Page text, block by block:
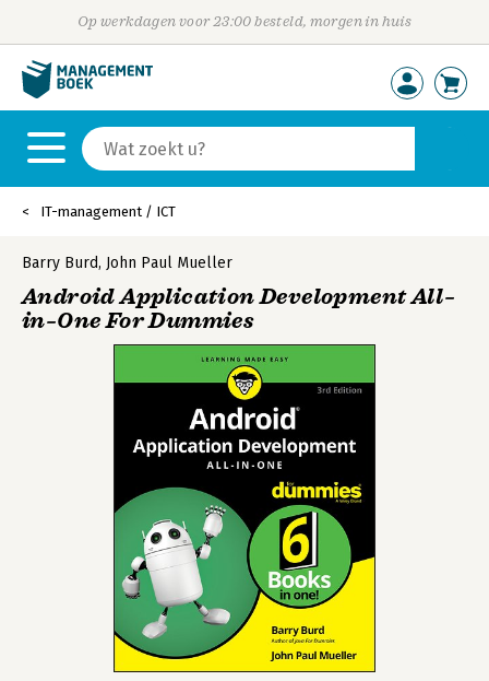
Op werkdagen voor 23:00 besteld, morgen in huis
IT-management / ICT
Barry Burd, John Paul Mueller
Android Application Development All–
in–One For Dummies